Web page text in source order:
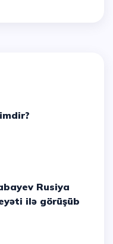
ilə görüşüb